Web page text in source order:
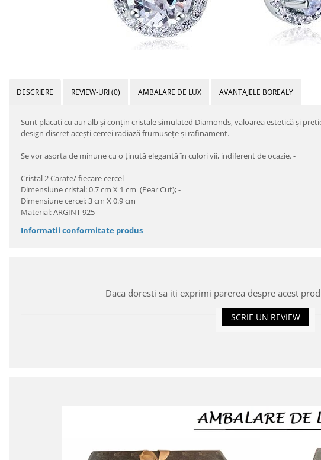
DESCRIERE REVIEW-URI(0) AMBALARE DE LUX AVANTAJELE BOREALY
Sunt placaţi cu aur alb şi conţin cristale simulated Diamonds, valoarea estetică şi
design discret aceşti cercei radiază frumuseţe şi rafinament.
Se vor asorta de minune cu o ţinută elegantă în culori vii, indiferent de ocazie. -
Cristal 2 Carate/ fiecare cercel -
Dimensiune cristal: 0.7 cm X 1 cm (Pear Cut); -
Dimensiune cercei: 3 cm X 0.9 cm
Material: ARGINT 925
Informatii conformitate produs
Daca doresti sa iti exprimi parerea despre acest
SCRIE UN REVIEW